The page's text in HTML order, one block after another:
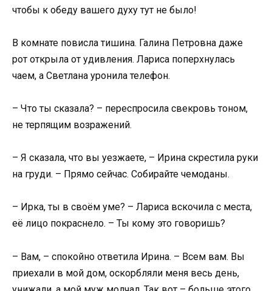
чтобы к обеду вашего духу тут не было!
В комнате повисла тишина. Галина Петровна даже
рот открыла от удивления. Лариса поперхнулась
чаем, а Светлана уронила телефон.
– Что ты сказала? – переспросила свекровь тоном,
не терпящим возражений.
– Я сказала, что вы уезжаете, – Ирина скрестила руки
на груди. – Прямо сейчас. Собирайте чемоданы.
– Ирка, ты в своём уме? – Лариса вскочила с места,
её лицо покраснело. – Ты кому это говоришь?
– Вам, – спокойно ответила Ирина. – Всем вам. Вы
приехали в мой дом, оскорбляли меня весь день,